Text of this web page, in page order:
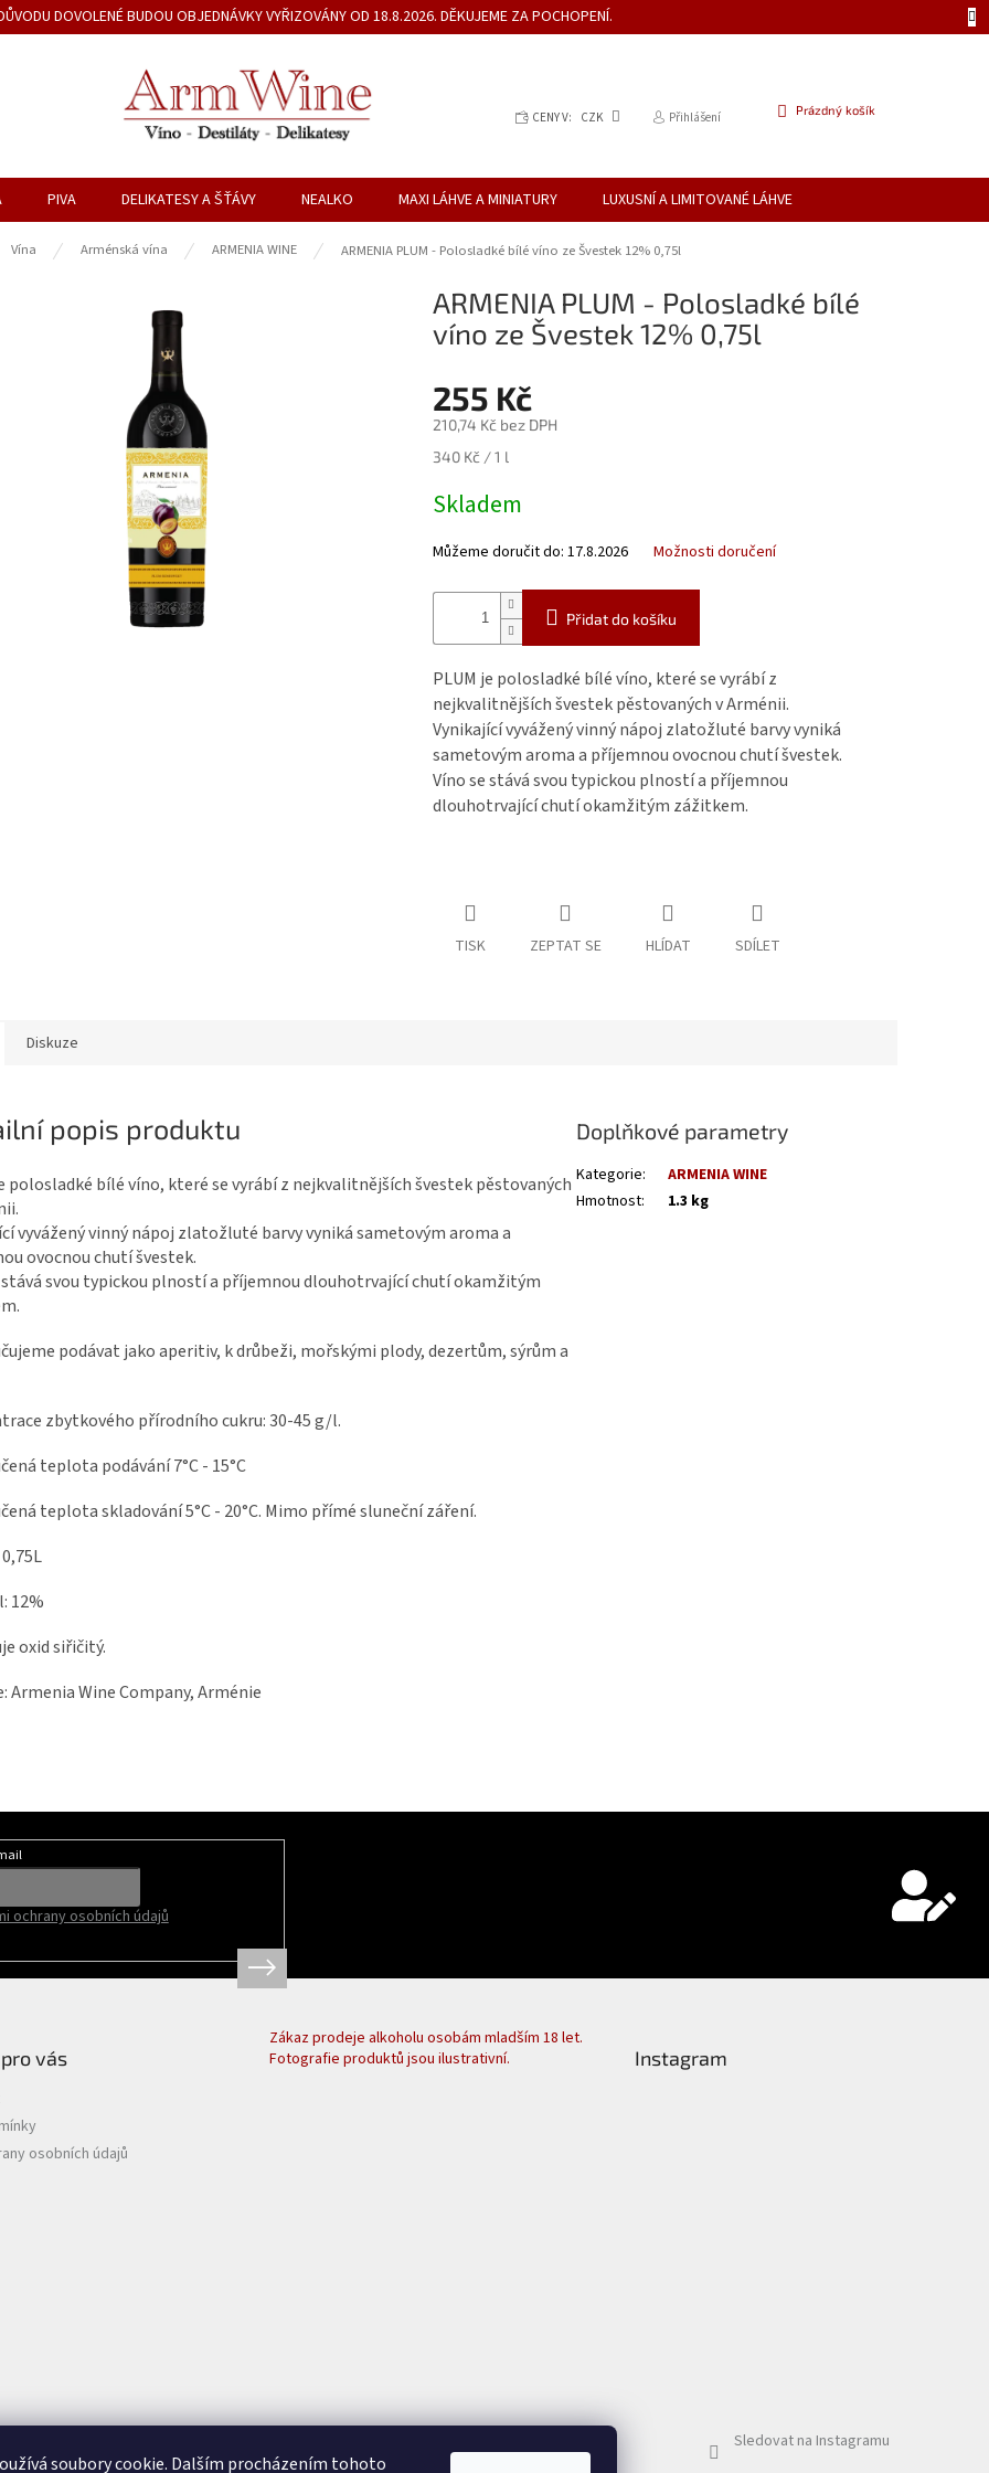
soubory cookie. Dalším procházením tohoto
DOVOLENÉ BUDOU OBJEDNÁVKY VYŘIZOVÁNY OD 18.8.2026. DĚKUJEME ZA POCHOPENÍ.
CENY V: CZK Přihlášení
NÁKUPNÍ
Prázdný košík
PIVA DELIKATESY A ŠŤÁVY NEALKO MAXI LÁHVE A MINIATURY LUXUSNÍ A LIMITOVANÉ LÁHVE
Vína Arménská vína ARMENIA WINE ARMENIA PLUM - Polosladké bílé víno ze Švestek 12% 0,75l
ARMENIA PLUM - Polosladké bílé
víno ze Švestek 12% 0,75l
255 Kč
210,74 Kč bez DPH
Měrná
340 Kč / 1 l
Skladem
Můžeme doručit do: 17.8.2026 Možnosti doručení
Přidat do košíku
PLUM je polosladké bílé víno, které se vyrábí z
nejkvalitnějších švestek pěstovaných v Arménii.
Vynikající vyvážený vinný nápoj zlatožluté barvy vyniká
sametovým aroma a příjemnou ovocnou chutí švestek.
Víno se stává svou typickou plností a příjemnou
dlouhotrvající chutí okamžitým zážitkem.
TISK ZEPTAT SE HLÍDAT SDÍLET
Diskuze
popis produktu
polosladké bílé víno, které se vyrábí z nejkvalitnějších švestek pěstovaných
vyvážený vinný nápoj zlatožluté barvy vyniká sametovým aroma a
ovocnou chutí švestek.
stává svou typickou plností a příjemnou dlouhotrvající chutí okamžitým
podávat jako aperitiv, k drůbeži, mořskými plody, dezertům, sýrům a
zbytkového přírodního cukru: 30-45 g/l.
teplota podávání 7°C - 15°C
teplota skladování 5°C - 20°C. Mimo přímé sluneční záření.
12%
oxid siřičitý.
Armenia Wine Company, Arménie
Doplňkové parametry
Kategorie:
ARMENIA WINE
Hmotnost: 1.3 kg
ochrany osobních údajů
vás
osobních údajů
Zákaz prodeje alkoholu osobám mladším 18 let.
Fotografie produktů jsou ilustrativní.
Instagram
Sledovat na Instagramu